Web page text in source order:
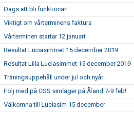
Dags att bli funktionär!
Viktigt om vårterminens faktura
Vårterminen startar 12 januari
Resultat Luciasimmet 15 december 2019
Resultat Lilla Luciasimmet 15 december 2019
Träningsuppehåll under jul och nyår
Följ med på GSS simläger på Åland 7-9 feb!
Välkomna till Luciasim 15 december